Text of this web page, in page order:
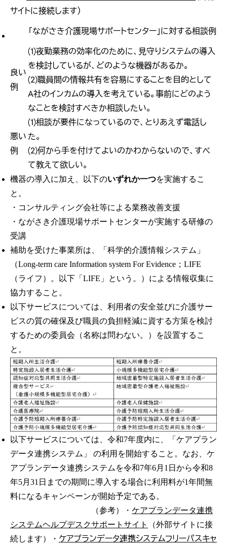
サイトに接続します）
「ながさき介護現場サポートセンター」に対する相談例
良い
例
(1)夜勤業務の効率化のために、見守りシステムの導入
を検討しているが、どのような機器があるか。
(2)職員間の情報共有を容易にすることを目的として
A社のインカムの導入を考えている。事前にどのよう
なことを検討すべきか相談したい。
悪い
例
(1)相談が要件になっているので、とりあえず電話し
た。
(2)何から手を付けてよいのかわからないので、すべ
て教えて欲しい。
機器の導入に加え、以下のいずれか一つを実施するこ
と。
・コンサルティング会社等による業務改善支援
・ながさき介護現場サポートセンターが実施する研修の
受講
補助を受けた事業所は、「科学的介護情報システム」
（Long-term care Information system For Evidence；LIFE
（ライフ）。以下「LIFE」という。）による情報収集に
協力すること。
以下サービスについては、利用者の安全並びに介護サー
ビスの質の確保及び職員の負担軽減に資する方策を検討
するための委員会（名称は問わない。）を設置するこ
と。
以下サービスについては、令和7年度内に、「ケアプラン
データ連携システム」 の利用を開始すること。なお、ケ
アプランデータ連携システムを令和7年6月1日から令和8
年5月31日までの期間に導入する場合に利用料が1年間無
料になるキャンペーンが開始予定である。
（参考）・ ケアプランデータ連携
システムヘルプデスクサポートサイト
（外部サイトに接
続します）・ ケアプランデータ連携システムフリーパスキャ